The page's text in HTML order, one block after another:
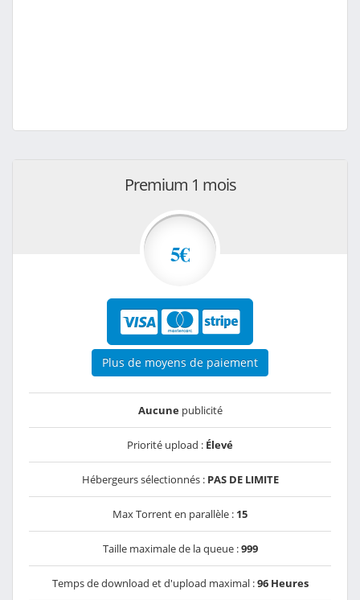
Premium 1 mois
5€
Plus de moyens de paiement
Aucunepublicité
Priorité upload : Élevé
Hébergeurs sélectionnés : PAS DE LIMITE
Max Torrent en parallèle : 15
Taille maximale de la queue :999
Temps de download et d'upload maximal :96 Heures